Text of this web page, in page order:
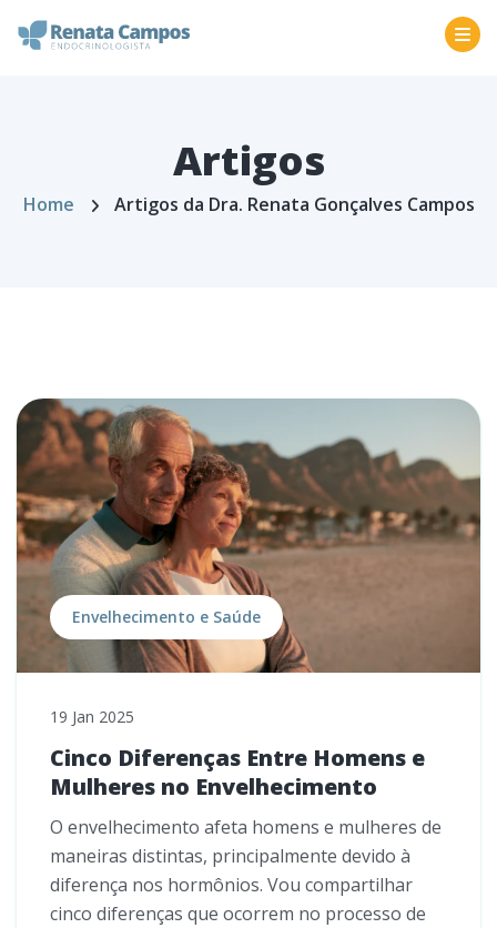
Artigos
Home Artigos da Dra. Renata Gonçalves Campos
Envelhecimento e Saúde
19 Jan 2025
Cinco Diferenças Entre Homens e
Mulheres no Envelhecimento
O envelhecimento afeta homens e mulheres de
maneiras distintas, principalmente devido à
diferença nos hormônios. Vou compartilhar
cinco diferenças que ocorrem no processo de